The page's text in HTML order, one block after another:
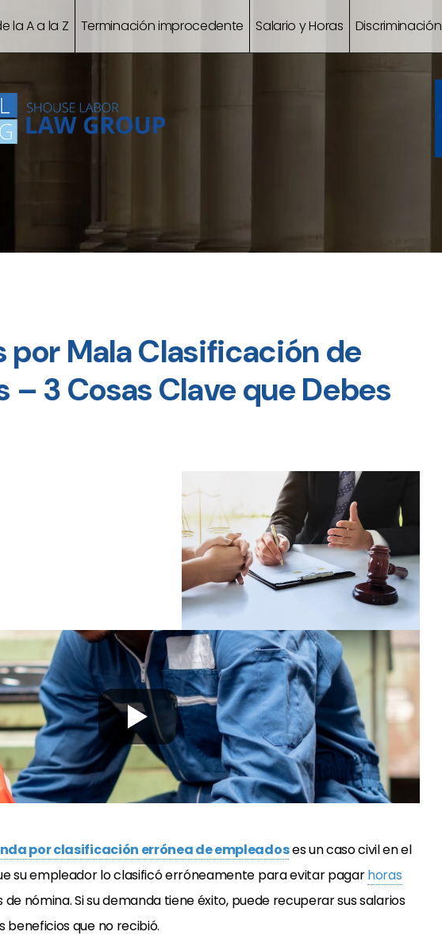
la A a la Z Terminación improcedente Salario y Horas Discriminación
por Mala Clasificación de
– 3 Cosas Clave que Debes
por clasificación errónea de empleadoses un caso civil en el
su empleador lo clasificó erróneamente para evitar pagarhoras
nómina. Si su demanda tiene éxito, puede recuperar sus salarios
beneficios que no recibió.